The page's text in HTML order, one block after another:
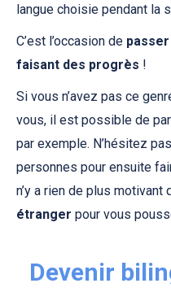
langue choisie pendant la
C’est l’occasion de
faisant des progrès !
Si vous n’avez pas ce
vous, il est possible de
par exemple. N’hésitez
personnes pour ensuite
n’y a rien de plus motivant
étranger pour vous
Devenir